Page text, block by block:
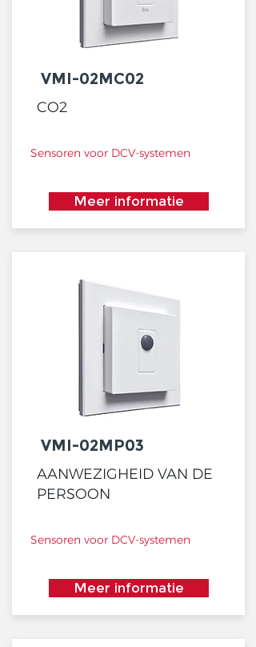
VMI-02MC02
CO2
Sensoren voor DCV-systemen
Meer informatie
VMI-02MP03
AANWEZIGHEID VAN DE
PERSOON
Sensoren voor DCV-systemen
Meer informatie